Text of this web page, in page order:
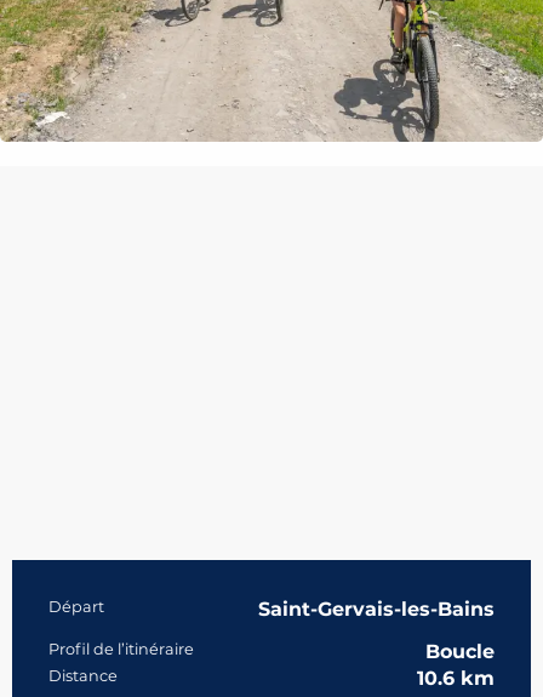
Informations pratiques
Départ Saint-Gervais-les-Bains
Profil de l’itinéraire Boucle
Distance 10.6 km